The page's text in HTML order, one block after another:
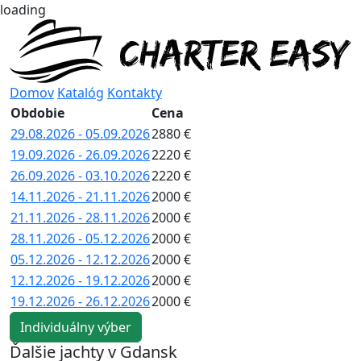
loading
Domov Katalóg Kontakty
Obdobie
Cena
29.08.2026 - 05.09.20262880 €
19.09.2026 - 26.09.20262220 €
26.09.2026 - 03.10.20262220 €
14.11.2026 - 21.11.20262000 €
21.11.2026 - 28.11.20262000 €
28.11.2026 - 05.12.20262000 €
05.12.2026 - 12.12.20262000 €
12.12.2026 - 19.12.20262000 €
19.12.2026 - 26.12.20262000 €
Individuálny výber
Ďalšie jachty v Gdansk